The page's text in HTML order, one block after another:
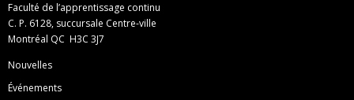
Faculté de l’apprentissage continu
C. P. 6128, succursale Centre-ville
Montréal QC H3C 3J7
Nouvelles
Événements